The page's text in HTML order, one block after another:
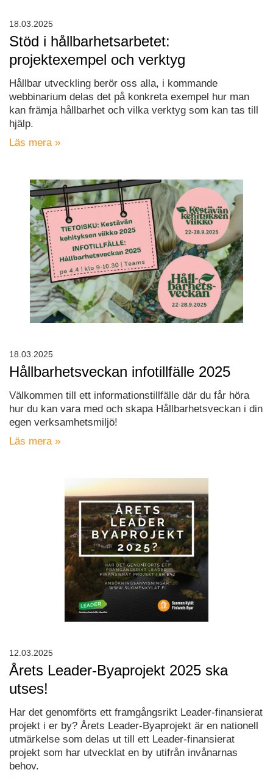
Stöd i hållbarhetsarbetet:
projektexempel och verktyg
Hållbar utveckling berör oss alla, i kommande
webbinarium delas det på konkreta exempel hur man
kan främja hållbarhet och vilka verktyg som kan tas till
hjälp.
Läs mera »
18.03.2025
Hållbarhetsveckan infotillfälle 2025
Välkommen till ett informationstillfälle där du får höra
hur du kan vara med och skapa Hållbarhetsveckan i din
egen verksamhetsmiljö!
Läs mera »
18.03.2025
Årets Leader-Byaprojekt 2025 ska
utses!
Har det genomförts ett framgångsrikt Leader-finansierat
projekt i er by? Årets Leader-Byaprojekt är en nationell
utmärkelse som delas ut till ett Leader-finansierat
projekt som har utvecklat en by utifrån invånarnas
behov.
12.03.2025